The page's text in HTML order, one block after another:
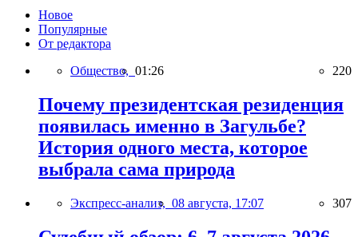
Новое
Популярные
От редактора
Общество, 01:26 220
Почему президентская резиденция
появилась именно в Загульбе?
История одного места, которое
выбрала сама природа
Экспресс-анализ, 08 августа, 17:07 307